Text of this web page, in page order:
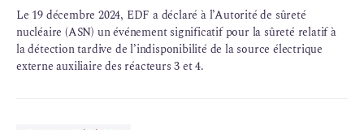
Le 19 décembre 2024, EDF a déclaré à l’Autorité de sûreté
nucléaire (ASN) un événement significatif pour la sûreté relatif à
la détection tardive de l’indisponibilité de la source électrique
externe auxiliaire des réacteurs 3 et 4.